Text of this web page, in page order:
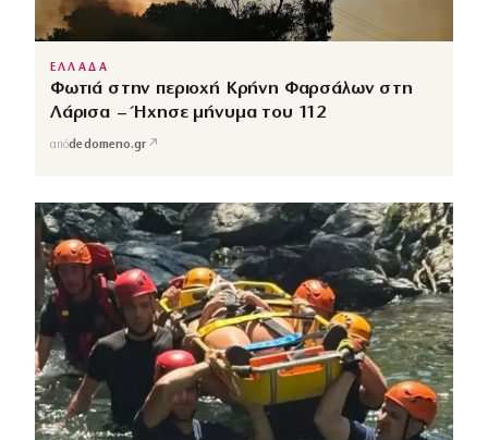
ΕΛΛΑΔΑ
Φωτιά στην περιοχή Κρήνη Φαρσάλων στη
Λάρισα – Ήχησε μήνυμα του 112
απόdedomeno.gr ↗